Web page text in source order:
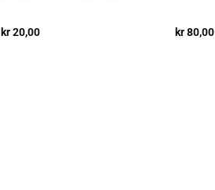
kr20,00 kr80,00